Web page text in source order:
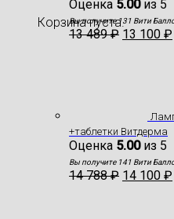
Корзина пуста.
Оценка 5.00из 5
Вы получите 131 Вити
13 489₽ 13 100 ₽
+таблетки Витдерма
Оценка 5.00из 5
Вы получите 141 Вити
14 788₽ 14 100 ₽